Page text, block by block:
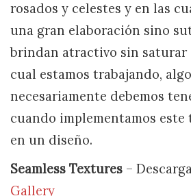
rosados y celestes y en las
una gran elaboración sino
brindan atractivo sin saturar
cual estamos trabajando,
necesariamente debemos
cuando implementamos este
en un diseño.
Seamless Textures –
Gallery